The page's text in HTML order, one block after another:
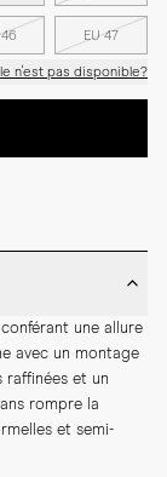
46 EU 47
n'est pas disponible?
une allure
avec un montage
raffinées et un
rompre la
et semi-